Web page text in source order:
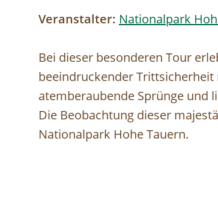
Veranstalter: Nationalpark
Bei dieser besonderen Tour
beeindruckender Trittsicherheit
atemberaubende Sprünge und
Die Beobachtung dieser
Nationalpark Hohe Tauern.